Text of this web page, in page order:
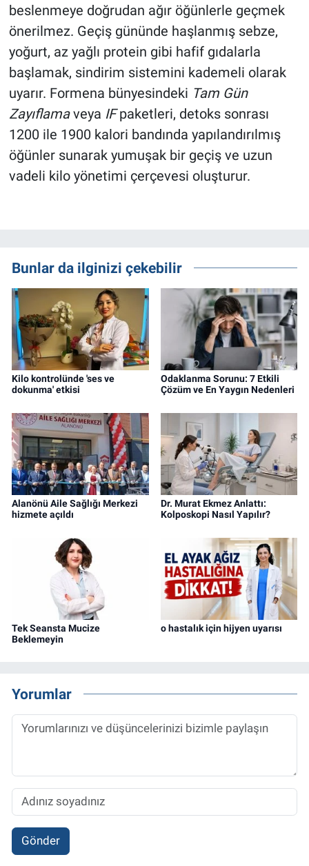
beslenmeye doğrudan ağır öğünlerle geçmek
önerilmez. Geçiş gününde haşlanmış sebze,
yoğurt, az yağlı protein gibi hafif gıdalarla
başlamak, sindirim sistemini kademeli olarak
uyarır. Formena bünyesindeki Tam Gün
Zayıflamaveya IFpaketleri, detoks sonrası
1200 ile 1900 kalori bandında yapılandırılmış
öğünler sunarak yumuşak bir geçiş ve uzun
vadeli kilo yönetimi çerçevesi oluşturur.
Bunlar da ilginizi çekebilir
Kilo kontrolünde 'ses ve
dokunma' etkisi
Odaklanma Sorunu: 7 Etkili
Çözüm ve En Yaygın Nedenleri
Alanönü Aile Sağlığı Merkezi
hizmete açıldı
Dr. Murat Ekmez Anlattı:
Kolposkopi Nasıl Yapılır?
Tek Seansta Mucize
Beklemeyin
o hastalık için hijyen uyarısı
Yorumlar
Gönder